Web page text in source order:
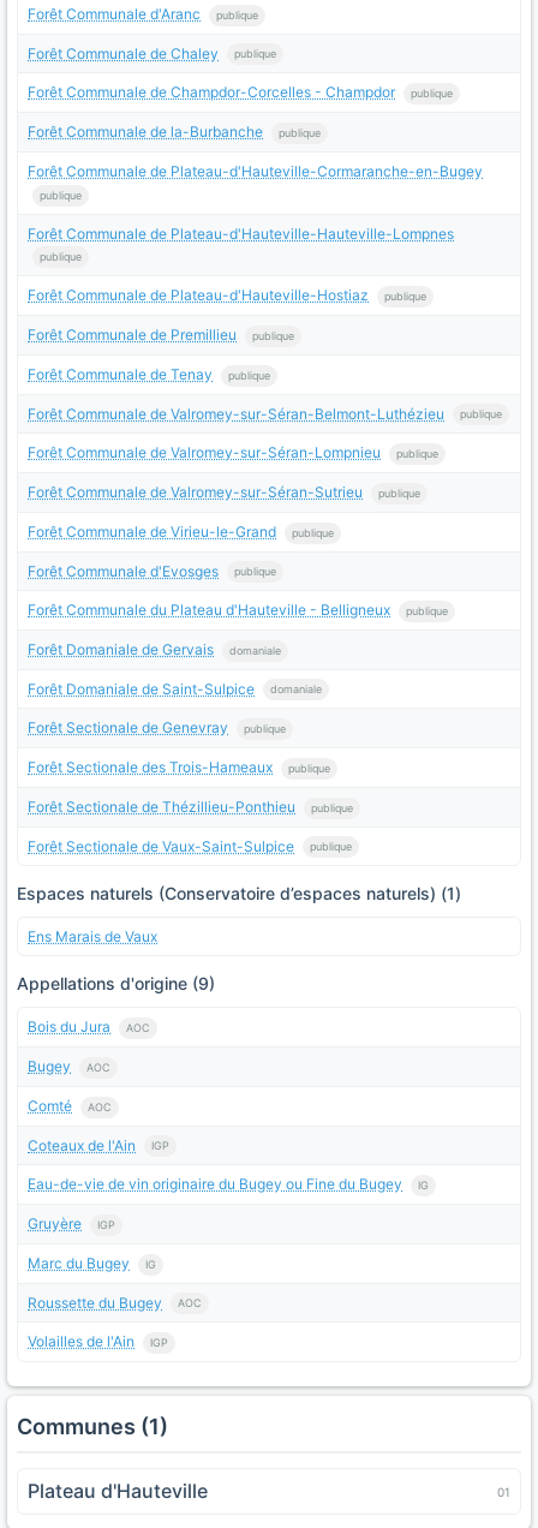
Forêt Communale d'Aranc publique
Forêt Communale de Chaley publique
Forêt Communale de Champdor-Corcelles - Champdor publique
Forêt Communale de la-Burbanche publique
Forêt Communale de Plateau-d'Hauteville-Cormaranche-en-Bugey
publique
Forêt Communale de Plateau-d'Hauteville-Hauteville-Lompnes
publique
Forêt Communale de Plateau-d'Hauteville-Hostiaz publique
Forêt Communale de Premillieu publique
Forêt Communale de Tenay publique
Forêt Communale de Valromey-sur-Séran-Belmont-Luthézieu publique
Forêt Communale de Valromey-sur-Séran-Lompnieu publique
Forêt Communale de Valromey-sur-Séran-Sutrieu publique
Forêt Communale de Virieu-le-Grand publique
Forêt Communale d'Evosges publique
Forêt Communale du Plateau d'Hauteville - Belligneux publique
Forêt Domaniale de Gervais domaniale
Forêt Domaniale de Saint-Sulpice domaniale
Forêt Sectionale de Genevray publique
Forêt Sectionale des Trois-Hameaux publique
Forêt Sectionale de Thézillieu-Ponthieu publique
Forêt Sectionale de Vaux-Saint-Sulpice publique
Espaces naturels (Conservatoire d’espaces naturels) (1)
Ens Marais de Vaux
Appellations d'origine (9)
Bois du Jura AOC
Bugey AOC
Comté AOC
Coteaux de l'Ain IGP
Eau-de-vie de vin originaire du Bugey ou Fine du Bugey IG
Gruyère IGP
Marc du Bugey IG
Roussette du Bugey AOC
Volailles de l'Ain IGP
Communes (1)
Plateau d'Hauteville 01